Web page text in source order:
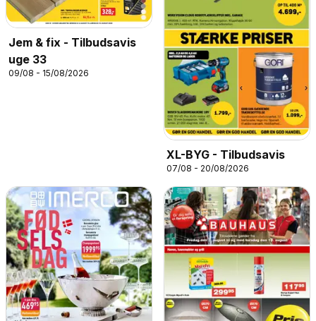
Jem & fix - Tilbudsavis
uge 33
09/08 - 15/08/2026
XL-BYG - Tilbudsavis
07/08 - 20/08/2026